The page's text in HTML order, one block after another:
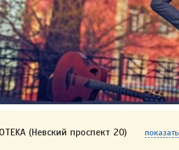
(Невский проспект 20)